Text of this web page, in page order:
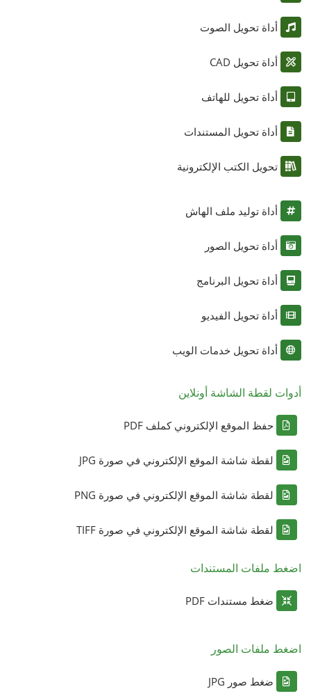
أداة تحويل الصوت
أداة تحويل CAD
أداة تحويل للهاتف
أداة تحويل المستندات
تحويل الكتب الإلكترونية
أداة توليد ملف الهاش
أداة تحويل الصور
أداة تحويل البرنامج
أداة تحويل الفيديو
أداة تحويل خدمات الويب
أدوات لقطة الشاشة أونلاين
حفظ الموقع الإلكتروني كملف PDF
لقطة شاشة الموقع الإلكتروني في صورة JPG
لقطة شاشة الموقع الإلكتروني في صورة PNG
لقطة شاشة الموقع الإلكتروني في صورة TIFF
اضغط ملفات المستندات
ضغط مستندات PDF
اضغط ملفات الصور
ضغط صور JPG